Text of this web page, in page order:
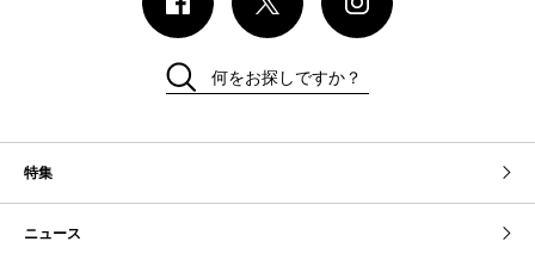
特集
ニュース
何をお探しですか？